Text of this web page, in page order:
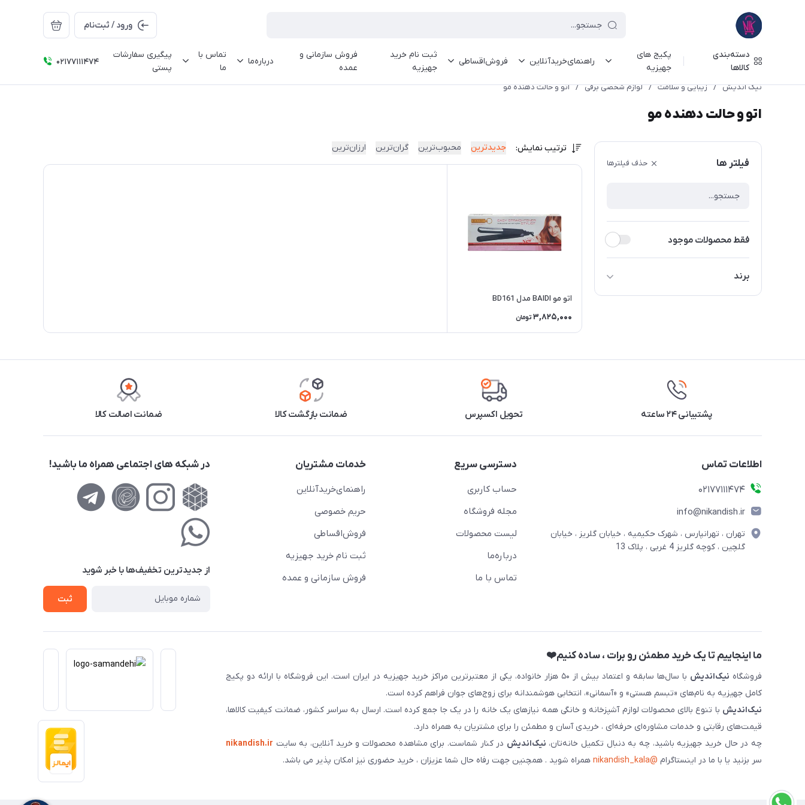
ورود / ثبت‌نام
دسته‌بندی
کالاها
پکیج های
جهیزیه
راهنمای‌خرید‌آنلاین فروش‌اقساطی
ثبت نام خرید
جهیزیه
فروش سازمانی و
عمده
درباره‌ما
تماس با
ما
پیگیری سفارشات
پستی
02177111474
نیک اندیش / زیبایی و سلامت / لوازم شخصی برقی / اتو و حالت دهنده مو
اتو و حالت دهنده مو
فیلتر ها حذف فیلترها
فقط محصولات موجود
برند
BAIDI
ترتیب نمایش: جدیدترین محبوب‌ترین گران‌ترین ارزان‌ترین
اتو مو BAIDI مدل BD161
3,825,000 تومان
پشتیبانی ۲۴ ساعته تحویل اکسپرس ضمانت بازگشت کالا ضمانت اصالت کالا
اطلاعات تماس
02177111474
info@nikandish.ir
تهران ، تهرانپارس ، شهرک حکیمیه ، خیابان گلریز ، خیابان
گلچین ، کوچه گلریز 4 غربی ، پلاک 13
دسترسی سریع
حساب کاربری
مجله فروشگاه
لیست محصولات
درباره‌ما
تماس با ما
خدمات مشتریان
راهنمای‌خرید‌آنلاین
حریم خصوصی
فروش‌اقساطی
ثبت نام خرید جهیزیه
فروش سازمانی و عمده
در شبکه های اجتماعی همراه ما باشید!
از جدید‌ترین تخفیف‌ها با‌ خبر شوید
ثبت
ما اینجاییم تا یک خرید مطمئن رو برات ، ساده کنیم❤️
فروشگاه نیک‌اندیش
با سال‌ها سابقه و اعتماد بیش از ۵۰ هزار خانواده، یکی از معتبرترین مراکز خرید جهیزیه در ایران است. این فروشگاه با ارائه دو پکیج
کامل جهیزیه به نام‌های «تبسم هستی» و «آسمانی»، انتخابی هوشمندانه برای زوج‌های جوان فراهم کرده است.
نیک‌اندیش با تنوع بالای محصولات لوازم آشپزخانه و خانگی همه نیازهای یک خانه را در یک جا جمع کرده است. ارسال به سراسر کشور، ضمانت کیفیت کالاها،
قیمت‌های رقابتی و خدمات مشاوره‌ای حرفه‌ای ، خریدی آسان و مطمئن را برای مشتریان به همراه دارد.
چه در حال خرید جهیزیه باشید، چه به دنبال تکمیل خانه‌تان، نیک‌اندیش در کنار شماست. برای مشاهده محصولات و خرید آنلاین، به سایت nikandish.ir
سر بزنید یا با ما در اینستاگرام @nikandish_kala همراه شوید . همچنین جهت رفاه حال شما عزیزان ، خرید حضوری نیز امکان پذیر می باشد.